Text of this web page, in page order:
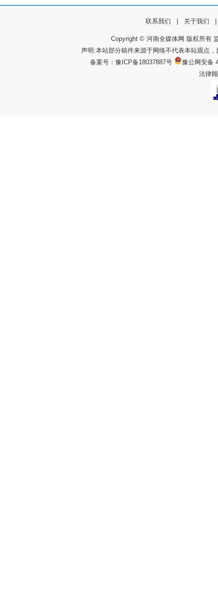
联系我们 关于我们
Copyright © 河南全媒体网 版权所有
声明:本站部分稿件来源于网络不代表本站观点
备案号： 豫ICP备18037887号
豫公网安备
法律